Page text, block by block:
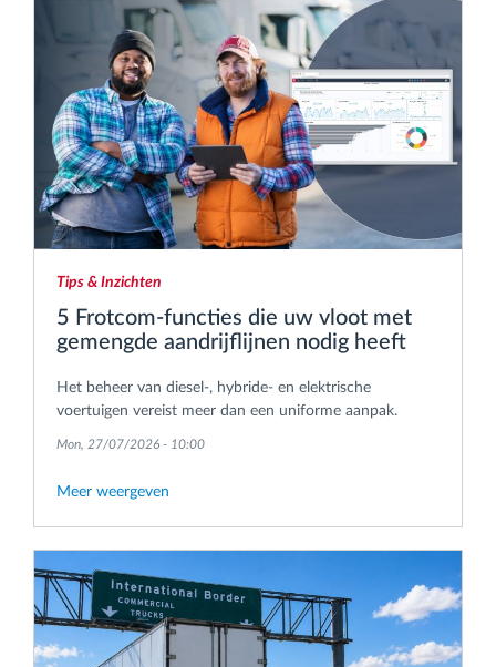
Tips & Inzichten
5 Frotcom-functies die uw vloot met
gemengde aandrijflijnen nodig heeft
Het beheer van diesel-, hybride- en elektrische
voertuigen vereist meer dan een uniforme aanpak.
Mon, 27/07/2026 - 10:00
Meer weergeven